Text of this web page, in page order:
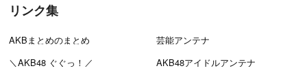
リンク集
AKBまとめのまとめ
芸能アンテナ
＼AKB48 ぐぐっ！／
AKB48アイドルアンテナ